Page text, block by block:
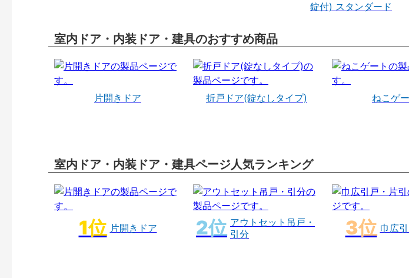
錠付) スタンダード
室内ドア・内装ドア・建具のおすすめ商品
片開きドア 折戸ドア(錠なしタイプ)
ねこゲ
室内ドア・内装ドア・建具ページ人気ランキング
片開きドア
アウトセット吊戸・
引分
巾広